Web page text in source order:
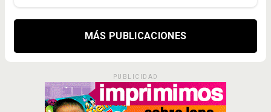
MÁS PUBLICACIONES
PUBLICIDAD